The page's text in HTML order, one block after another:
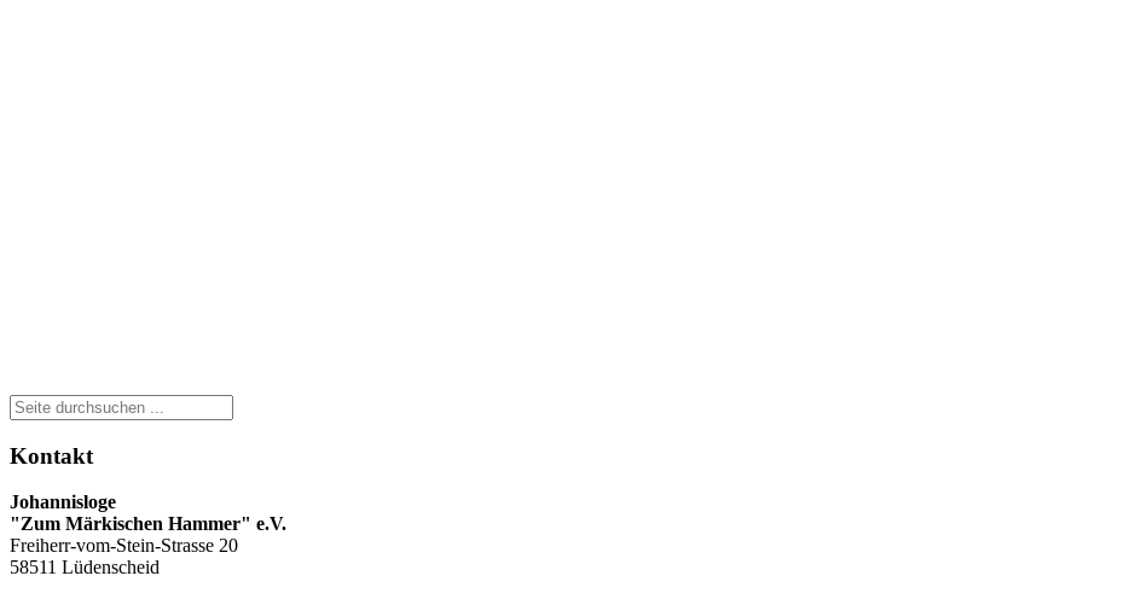
Kontakt
Johannisloge
"Zum Märkischen Hammer" e.V.
Freiherr-vom-Stein-Strasse 20
58511 Lüdenscheid